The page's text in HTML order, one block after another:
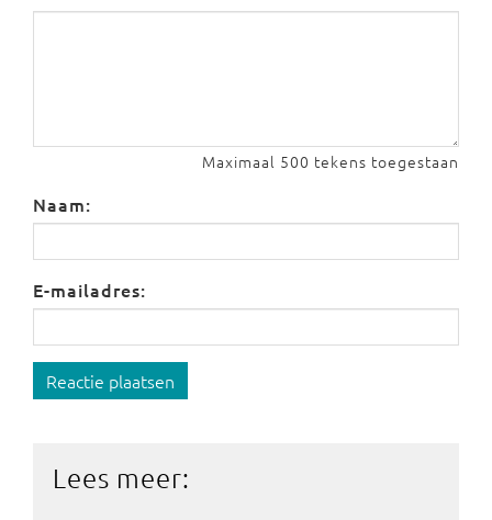
Maximaal 500 tekens toegestaan
Naam:
E-mailadres:
Reactie plaatsen
Lees meer: